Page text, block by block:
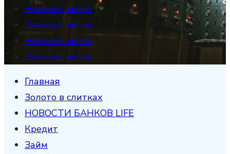
Элемент меню
Элемент меню
Элемент меню
Элемент меню
Главная
Золото в слитках
НОВОСТИ БАНКОВ LIFE
Кредит
Займ